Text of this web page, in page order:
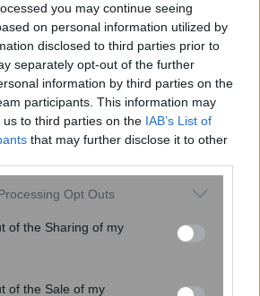
you may continue seeing
on personal information utilized by
disclosed to third parties prior to
separately opt-out of the further
information by third parties on the
participants. This information may
to third parties on the IAB’s List of
that may further disclose it to other
website/app uses one or more Google
or usage behaviour. You may click to
to Google and its third-party tags to
Opt Outs
of the Sharing of my
of the Sale of my
Σάββατο δύο βιβλία με
μαζί SU-DOKU